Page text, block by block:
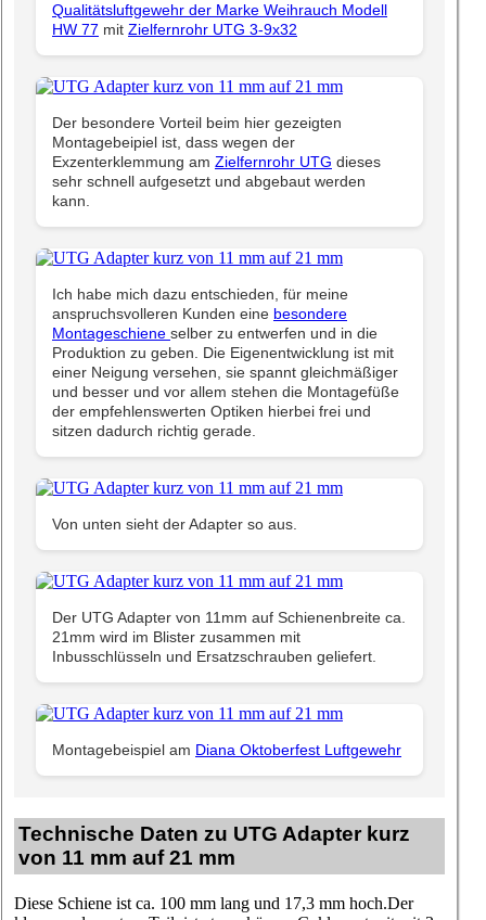
Qualitätsluftgewehr der Marke Weihrauch Modell
HW 77 mit Zielfernrohr UTG 3-9x32
Der besondere Vorteil beim hier gezeigten
Montagebeipiel ist, dass wegen der
Exzenterklemmung am Zielfernrohr UTG dieses
sehr schnell aufgesetzt und abgebaut werden
kann.
Ich habe mich dazu entschieden, für meine
anspruchsvolleren Kunden eine besondere
Montageschiene selber zu entwerfen und in die
Produktion zu geben. Die Eigenentwicklung ist mit
einer Neigung versehen, sie spannt gleichmäßiger
und besser und vor allem stehen die Montagefüße
der empfehlenswerten Optiken hierbei frei und
sitzen dadurch richtig gerade.
Von unten sieht der Adapter so aus.
Der UTG Adapter von 11mm auf Schienenbreite ca.
21mm wird im Blister zusammen mit
Inbusschlüsseln und Ersatzschrauben geliefert.
Montagebeispiel am Diana Oktoberfest Luftgewehr
Technische Daten zu UTG Adapter kurz
von 11 mm auf 21 mm
Diese Schiene ist ca. 100 mm lang und 17,3 mm hoch.Der